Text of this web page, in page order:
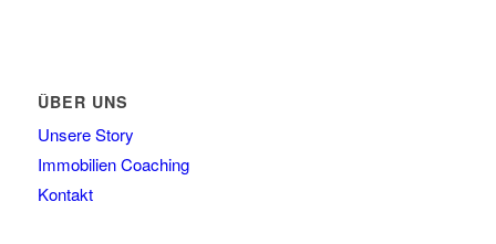
ÜBER UNS
Unsere Story
Immobilien Coaching
Kontakt